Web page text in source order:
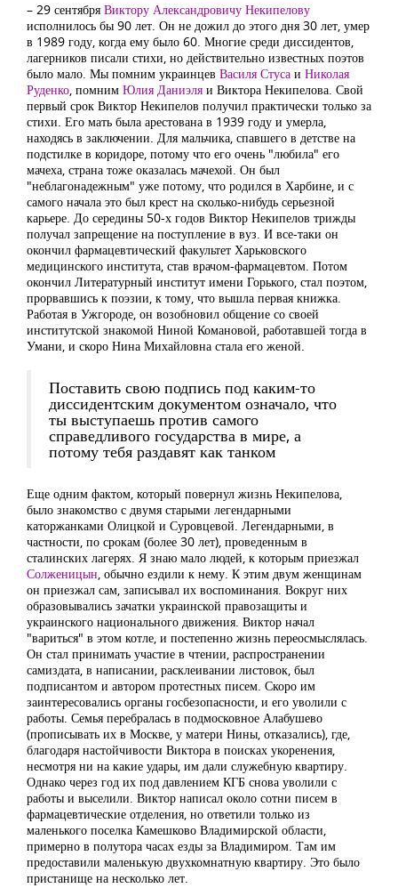
– 29 сентября Виктору Александровичу Некипелову
исполнилось бы 90 лет. Он не дожил до этого дня 30 лет, умер
в 1989 году, когда ему было 60. Многие среди диссидентов,
лагерников писали стихи, но действительно известных поэтов
было мало. Мы помним украинцев Василя Стуса и Николая
Руденко, помним Юлия Даниэля и Виктора Некипелова. Свой
первый срок Виктор Некипелов получил практически только за
стихи. Его мать была арестована в 1939 году и умерла,
находясь в заключении. Для мальчика, спавшего в детстве на
подстилке в коридоре, потому что его очень "любила" его
мачеха, страна тоже оказалась мачехой. Он был
"неблагонадежным" уже потому, что родился в Харбине, и с
самого начала это был крест на сколько-нибудь серьезной
карьере. До середины 50-х годов Виктор Некипелов трижды
получал запрещение на поступление в вуз. И все-таки он
окончил фармацевтический факультет Харьковского
медицинского института, став врачом-фармацевтом. Потом
окончил Литературный институт имени Горького, стал поэтом,
прорвавшись к поэзии, к тому, что вышла первая книжка.
Работая в Ужгороде, он возобновил общение со своей
институтской знакомой Ниной Комановой, работавшей тогда в
Умани, и скоро Нина Михайловна стала его женой.
Поставить свою подпись под каким-то
диссидентским документом означало, что
ты выступаешь против самого
справедливого государства в мире, а
потому тебя раздавят как танком
Еще одним фактом, который повернул жизнь Некипелова,
было знакомство с двумя старыми легендарными
каторжанками Олицкой и Суровцевой. Легендарными, в
частности, по срокам (более 30 лет), проведенным в
сталинских лагерях. Я знаю мало людей, к которым приезжал
Солженицын, обычно ездили к нему. К этим двум женщинам
он приезжал сам, записывал их воспоминания. Вокруг них
образовывались зачатки украинской правозащиты и
украинского национального движения. Виктор начал
"вариться" в этом котле, и постепенно жизнь переосмыслялась.
Он стал принимать участие в чтении, распространении
самиздата, в написании, расклеивании листовок, был
подписантом и автором протестных писем. Скоро им
заинтересовались органы госбезопасности, и его уволили с
работы. Семья перебралась в подмосковное Алабушево
(прописывать их в Москве, у матери Нины, отказались), где,
благодаря настойчивости Виктора в поисках укоренения,
несмотря ни на какие удары, им дали служебную квартиру.
Однако через год их под давлением КГБ снова уволили с
работы и выселили. Виктор написал около сотни писем в
фармацевтические отделения, но ответили только из
маленького поселка Камешково Владимирской области,
примерно в полутора часах езды за Владимиром. Там им
предоставили маленькую двухкомнатную квартиру. Это было
пристанище на несколько лет.